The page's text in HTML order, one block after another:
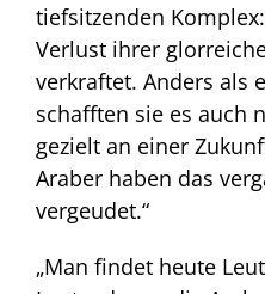
tiefsitzenden
Verlust ihrer
verkraftet. Anders als
schafften sie es auch
gezielt an einer
Araber haben das
vergeudet.“
„Man findet heute